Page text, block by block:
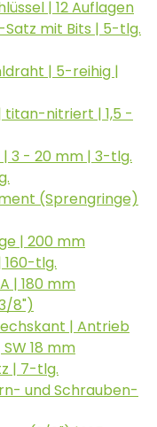
| 12 Auflagen
mit Bits | 5-tlg.
| 5-reihig |
titan-nitriert | 1,5 -
| 3 - 20 mm | 3-tlg.
(Sprengringe)
| 200 mm
tlg.
| 180 mm
8")
| Antrieb
18 mm
| 7-tlg.
und Schrauben-